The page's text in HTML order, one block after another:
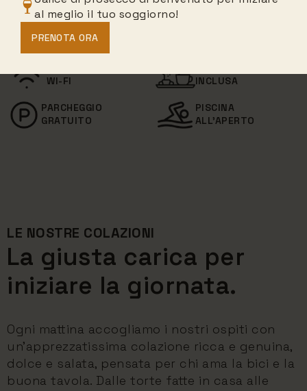
CONDIZIONATA
WI-FI
INCLUSA
PARCHEGGIO
GRATUITO
PISCINA
ALL'APERTO
LE NOSTRE COLAZIONI
La giusta carica per
iniziare la giornata.
Ogni mattina accogliamo i nostri ospiti con
un'apprezzatissima colazione ricca e genuina,
dolce e salata, pensata per chi ama la bici e la
buona tavola. Dalle torte fatte in casa alle
al meglio il tuo soggiorno!
PRENOTA ORA